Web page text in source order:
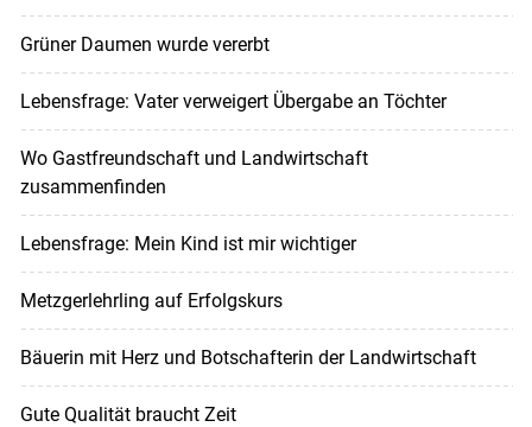
Grüner Daumen wurde vererbt
Lebensfrage: Vater verweigert Übergabe an Töchter
Wo Gastfreundschaft und Landwirtschaft
zusammenfinden
Lebensfrage: Mein Kind ist mir wichtiger
Metzgerlehrling auf Erfolgskurs
Bäuerin mit Herz und Botschafterin der Landwirtschaft
Gute Qualität braucht Zeit